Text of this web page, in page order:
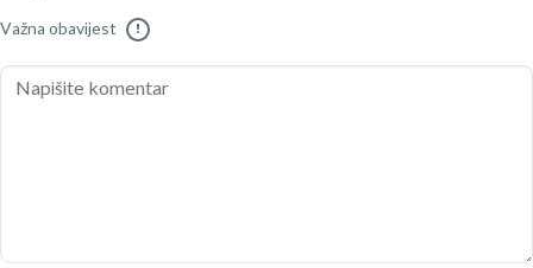
Važna obavijest !